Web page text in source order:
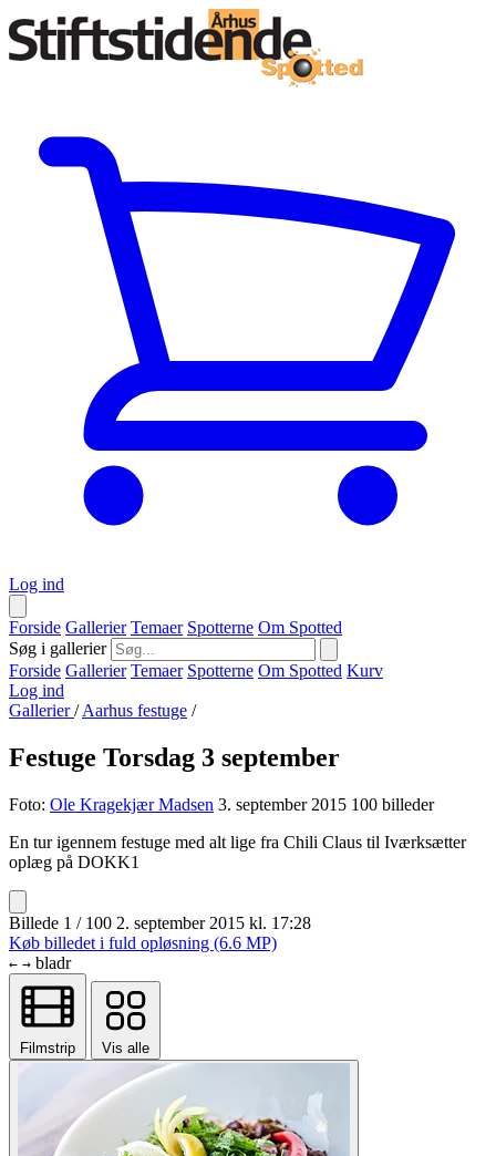
Log ind
Forside Gallerier Temaer Spotterne Om Spotted
Søg i gallerier
Forside Gallerier Temaer Spotterne Om Spotted Kurv
Log ind
Gallerier/ Aarhus festuge /
Festuge Torsdag 3 september
Foto: Ole Kragekjær Madsen 3. september 2015 100 billeder
En tur igennem festuge med alt lige fra Chili Claus til Iværksætter
oplæg på DOKK1
Billede 1 / 100 2. september 2015 kl. 17:28
Køb billedet i fuld opløsning (6.6 MP)
← → bladr
Filmstrip Vis alle